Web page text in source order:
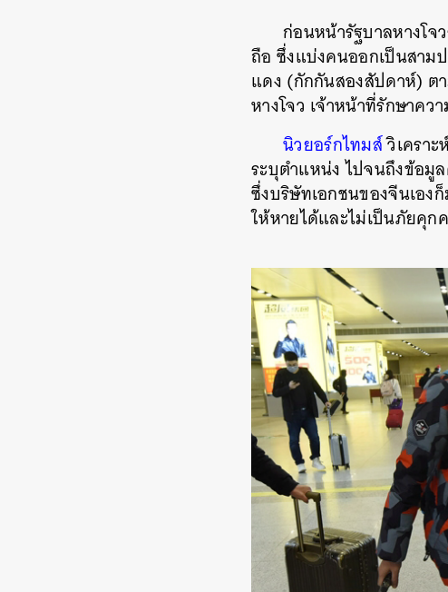
ก่อนหน้ารัฐบาลหางโ
ถือ ซึ่งแบ่งคนออกเป็นสาม
แดง (กักกันสองสัปดาห์) ต
หางโจว เจ้าหน้าที่รักษาค
นิวยอร์กไทมส์วิเครา
ระบุตำแหน่ง ไปจนถึงข้อมู
ซึ่งบริษัทเอกชนของจีนเอง
ให้หายได้และไม่เป็นภัยคุ
ค้นหา